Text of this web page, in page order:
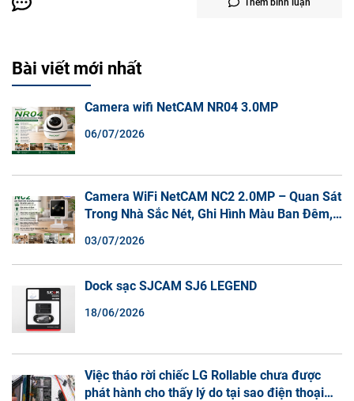
Thêm bình luận
Bài viết mới nhất
Camera wifi NetCAM NR04 3.0MP
06/07/2026
Camera WiFi NetCAM NC2 2.0MP – Quan Sát
Trong Nhà Sắc Nét, Ghi Hình Màu Ban Đêm,
03/07/2026
Dock sạc SJCAM SJ6 LEGEND
18/06/2026
Việc tháo rời chiếc LG Rollable chưa được
phát hành cho thấy lý do tại sao điện thoại